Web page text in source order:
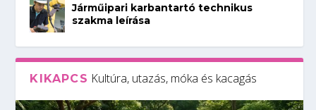
Járműipari karbantartó technikus
szakma leírása
KIKAPCS Kultúra, utazás, móka és kacagás